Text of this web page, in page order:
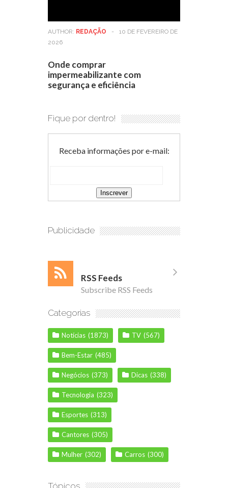
AUTHOR: REDAÇÃO -
10 DE FEVEREIRO DE
2026
Onde comprar
impermeabilizante com
segurança e eficiência
Fique por dentro!
Receba informações por e-mail:
Publicidade
RSS Feeds
Subscribe RSS Feeds
Categorias
Notícias (1873) TV (567)
Bem-Estar (485)
Negócios (373) Dicas (338)
Tecnologia (323)
Esportes (313)
Cantores (305)
Mulher (302) Carros (300)